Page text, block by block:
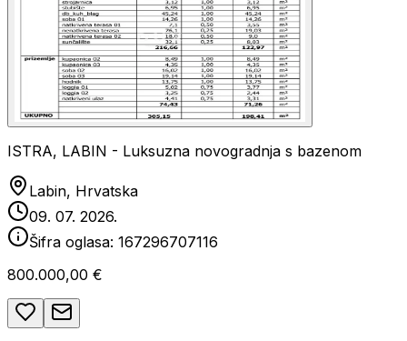
ISTRA, LABIN - Luksuzna novogradnja s bazenom
Labin, Hrvatska
09. 07. 2026.
Šifra oglasa: 167296707116
800.000,00 €